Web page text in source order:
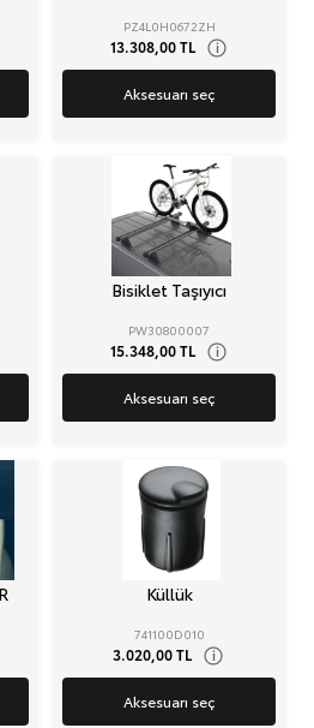
PZ4L0H0672ZH
13.308,00 TL i
Aksesuarı seç
Bisiklet Taşıyıcı
PW30800007
15.348,00 TL i
Aksesuarı seç
Küllük
741100D010
3.020,00 TL i
Aksesuarı seç